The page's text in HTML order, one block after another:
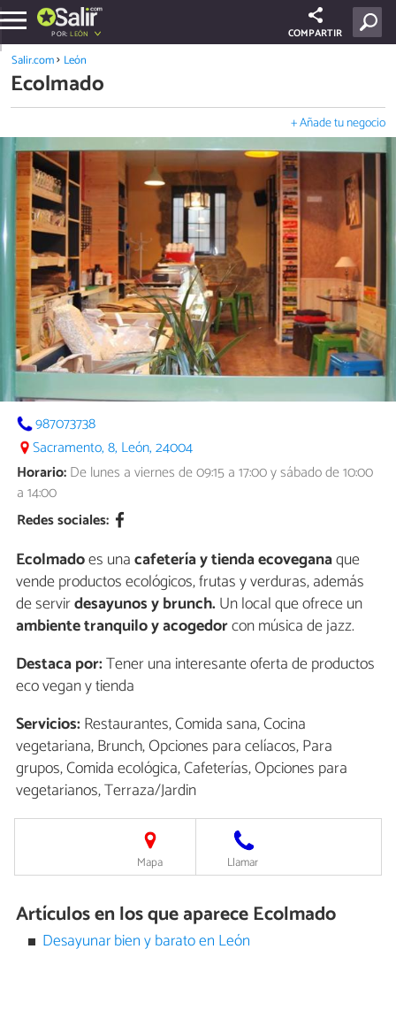
POR:LEÓN COMPARTIR
Salir.com León
Ecolmado
+ Añade tu negocio
987073738
Sacramento, 8, León, 24004
Horario:De lunes a viernes de 09:15 a 17:00 y sábado de 10:00
a 14:00
Redes sociales:
Ecolmadoes unacafetería y tienda ecoveganaque
vende productos ecológicos, frutas y verduras, además
de servirdesayunos y brunch.Un local que ofrece un
ambiente tranquilo y acogedorcon música de jazz.
Destaca por:Tener una interesante oferta de productos
eco vegan y tienda
Servicios:Restaurantes, Comida sana, Cocina
vegetariana, Brunch, Opciones para celíacos, Para
grupos, Comida ecológica, Cafeterías, Opciones para
vegetarianos, Terraza/Jardin
Mapa Llamar
Artículos en los que aparece Ecolmado
Desayunar bien y barato en León